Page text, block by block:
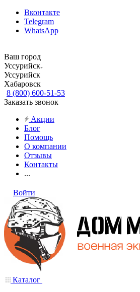
Вконтакте
Telegram
WhatsApp
Ваш город
Уссурийск
Уссурийск
Хабаровск
8 (800) 600-51-53
Заказать звонок
Акции
Блог
Помощь
О компании
Отзывы
Контакты
...
Войти
Каталог